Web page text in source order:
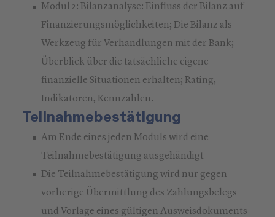
Modul 2: Bilanzanalyse: Einfluss der Bilanz auf
Finanzierungsmöglichkeiten; Die Bilanz als
Werkzeug für Verhandlungen mit der Bank;
Überblick über die tatsächliche eigene
finanzielle Situationen erhalten; Rating,
Indikatoren, Kennzahlen.
Teilnahmebestätigung
Am Ende eines jeden Moduls wird eine
Teilnahmebestätigung ausgehändigt
Die Teilnahmebestätigung wird nur gegen
vorherige Übermittlung des Zahlungsbelegs
und Vorlage eines gültigen Ausweisdokuments